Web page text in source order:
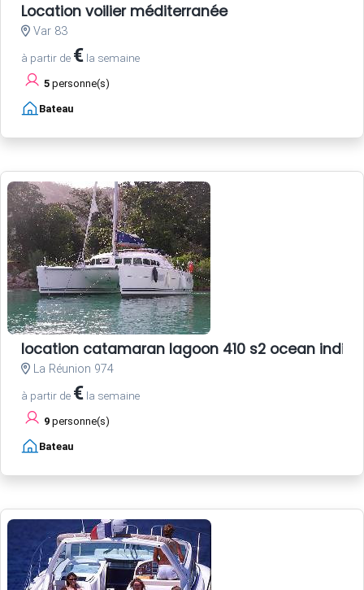
Location voilier méditerranée
Var 83
à partir de € la semaine
5 personne(s)
Bateau
location catamaran lagoon 410 s2 ocean indien
La Réunion 974
à partir de € la semaine
9 personne(s)
Bateau